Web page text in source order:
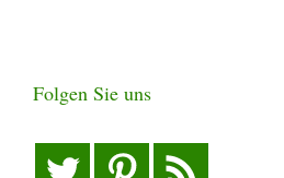
Folgen Sie uns